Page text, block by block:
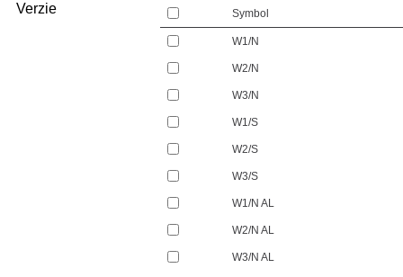
Verzie Symbol
W1/N
W2/N
W3/N
W1/S
W2/S
W3/S
W1/N AL
W2/N AL
W3/N AL